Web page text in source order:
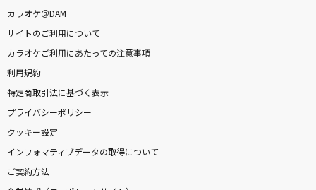
カラオケ＠DAM
サイトのご利用について
カラオケご利用にあたっての注意事項
利用規約
特定商取引法に基づく表示
プライバシーポリシー
クッキー設定
インフォマティブデータの取得について
ご契約方法